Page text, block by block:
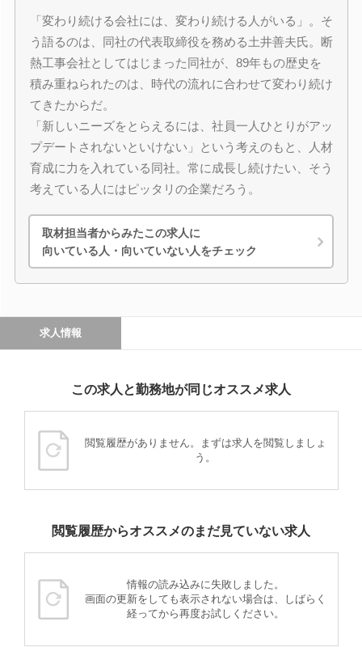
「変わり続ける会社には、変わり続ける人がいる」。そ
う語るのは、同社の代表取締役を務める土井善夫氏。断
熱工事会社としてはじまった同社が、89年もの歴史を
積み重ねられたのは、時代の流れに合わせて変わり続け
てきたからだ。
「新しいニーズをとらえるには、社員一人ひとりがアッ
プデートされないといけない」という考えのもと、人材
育成に力を入れている同社。常に成長し続けたい、そう
考えている人にはピッタリの企業だろう。
取材担当者からみたこの求人に
向いている人・向いていない人をチェック
求人情報
この求人と勤務地が同じオススメ求人
閲覧履歴がありません。まずは求人を閲覧しましょ
う。
閲覧履歴からオススメのまだ見ていない求人
情報の読み込みに失敗しました。
画面の更新をしても表示されない場合は、しばらく
経ってから再度お試しください。